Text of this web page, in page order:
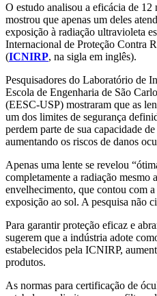
O estudo analisou a eficácia de 12
mostrou que apenas um deles
exposição à radiação ultravioleta
Internacional de Proteção Contra
(ICNIRP, na sigla em inglês).
Pesquisadores do Laboratório de
Escola de Engenharia de São
(EESC-USP) mostraram que as
um dos limites de segurança
perdem parte de sua capacidade
aumentando os riscos de danos
Apenas uma lente se revelou
completamente a radiação mesmo
envelhecimento, que contou com
exposição ao sol. A pesquisa não
Para garantir proteção eficaz e
sugerem que a indústria adote
estabelecidos pela ICNIRP,
produtos.
As normas para certificação de